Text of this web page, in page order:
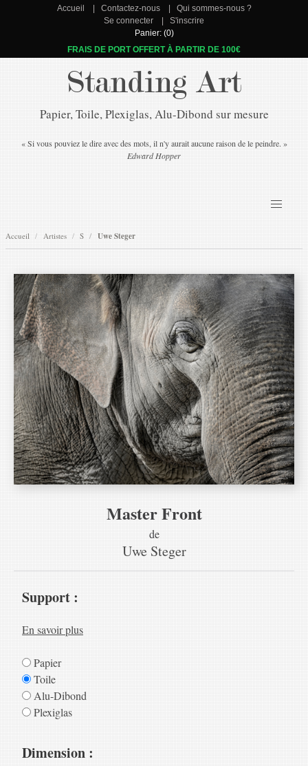
Accueil Contactez-nous
Qui sommes-nous ?
Se connecter
S'inscrire
Panier: (0)
FRAIS DE PORT OFFERT À PARTIR DE 100€
Standing Art
Papier, Toile, Plexiglas, Alu-Dibond sur mesure
« Si vous pouviez le dire avec des mots, il n'y aurait aucune raison de le peindre. »
Edward Hopper
Accueil Artistes S Uwe Steger
Master Front
de
Uwe Steger
Support :
En savoir plus
Papier
Toile
Alu-Dibond
Plexiglas
Dimension :